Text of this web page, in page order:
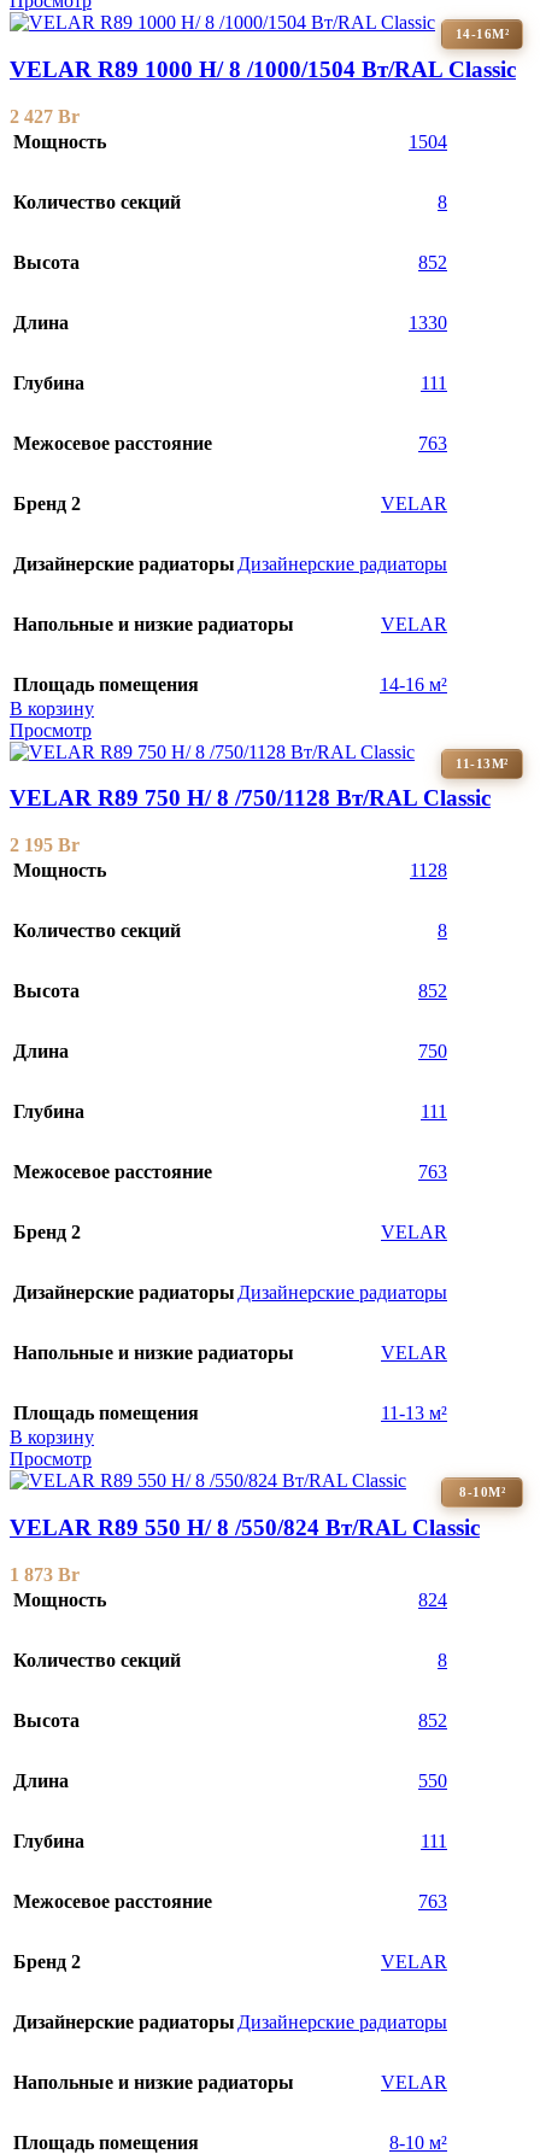
14-16М²
VELAR R89 1000 H/ 8 /1000/1504 Вт/RAL Classic
2 427 Br
Мощность
1504
Количество секций 8
Высота 852
Длина 1330
Глубина 111
Межосевое расстояние 763
Бренд 2 VELAR
Дизайнерские радиаторы Дизайнерские радиаторы
Напольные и низкие радиаторы VELAR
Площадь помещения
14-16 м²
В корзину
Просмотр
11-13М²
VELAR R89 750 H/ 8 /750/1128 Вт/RAL Classic
2 195 Br
Мощность
1128
Количество секций 8
Высота 852
Длина 750
Глубина 111
Межосевое расстояние 763
Бренд 2 VELAR
Дизайнерские радиаторы Дизайнерские радиаторы
Напольные и низкие радиаторы VELAR
Площадь помещения
11-13 м²
В корзину
Просмотр
8-10М²
VELAR R89 550 H/ 8 /550/824 Вт/RAL Classic
1 873 Br
Мощность
824
Количество секций 8
Высота 852
Длина 550
Глубина 111
Межосевое расстояние 763
Бренд 2 VELAR
Дизайнерские радиаторы Дизайнерские радиаторы
Напольные и низкие радиаторы VELAR
Площадь помещения 8-10 м²